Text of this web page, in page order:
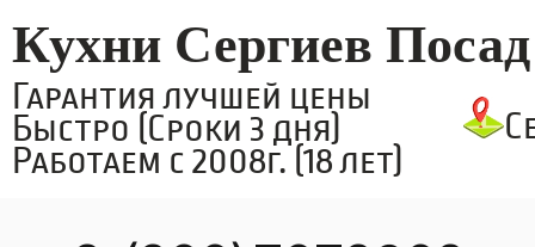
Кухни Сергиев Посад
Гарантия лучшей цены
Быстро (Сроки 3 дня)
Работаем с 2008г. (18 лет)